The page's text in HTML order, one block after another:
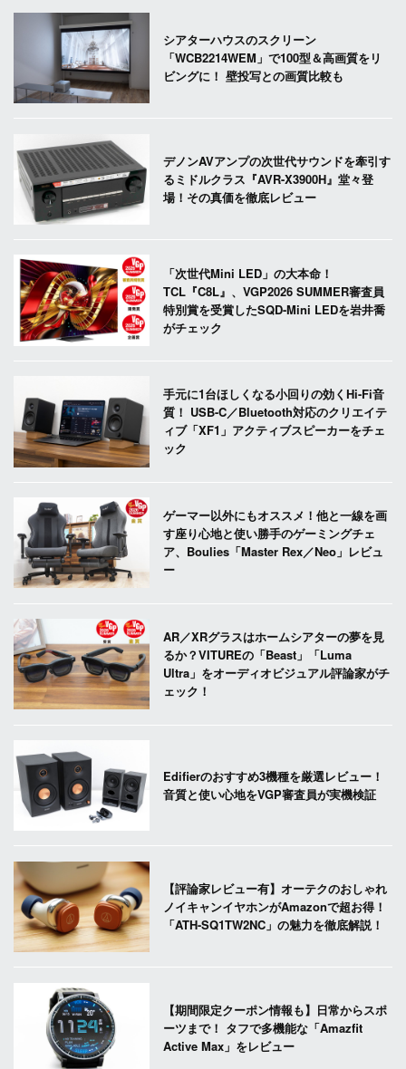
シアターハウスのスクリーン
「WCB2214WEM」で100型＆高画質をリ
ビングに！ 壁投写との画質比較も
デノンAVアンプの次世代サウンドを牽引す
るミドルクラス『AVR-X3900H』堂々登
場！その真価を徹底レビュー
「次世代Mini LED」の大本命！
TCL『C8L』、VGP2026 SUMMER審査員
特別賞を受賞したSQD-Mini LEDを岩井喬
がチェック
手元に1台ほしくなる小回りの効くHi-Fi音
質！ USB-C／Bluetooth対応のクリエイテ
ィブ「XF1」アクティブスピーカーをチェ
ック
ゲーマー以外にもオススメ！他と一線を画
す座り心地と使い勝手のゲーミングチェ
ア、Boulies「Master Rex／Neo」レビュ
ー
AR／XRグラスはホームシアターの夢を見
るか？VITUREの「Beast」「Luma
Ultra」をオーディオビジュアル評論家がチ
ェック！
Edifierのおすすめ3機種を厳選レビュー！
音質と使い心地をVGP審査員が実機検証
【評論家レビュー有】オーテクのおしゃれ
ノイキャンイヤホンがAmazonで超お得！
「ATH-SQ1TW2NC」の魅力を徹底解説！
【期間限定クーポン情報も】日常からスポ
ーツまで！ タフで多機能な「Amazfit
Active Max」をレビュー